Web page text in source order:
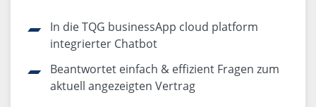
In die TQG businessApp cloud platform
integrierter Chatbot
Beantwortet einfach & effizient Fragen zum
aktuell angezeigten Vertrag